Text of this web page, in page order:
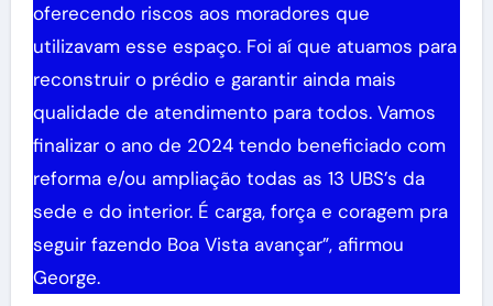
oferecendo riscos aos moradores que
utilizavam esse espaço. Foi aí que atuamos para
reconstruir o prédio e garantir ainda mais
qualidade de atendimento para todos. Vamos
finalizar o ano de 2024 tendo beneficiado com
reforma e/ou ampliação todas as 13 UBS’s da
sede e do interior. É carga, força e coragem pra
seguir fazendo Boa Vista avançar”, afirmou
George.